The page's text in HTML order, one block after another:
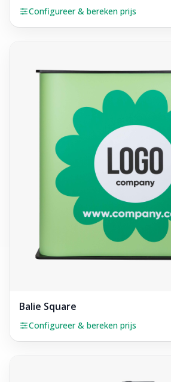
Configureer & bereken prijs
Balie Square
Configureer & bereken prijs